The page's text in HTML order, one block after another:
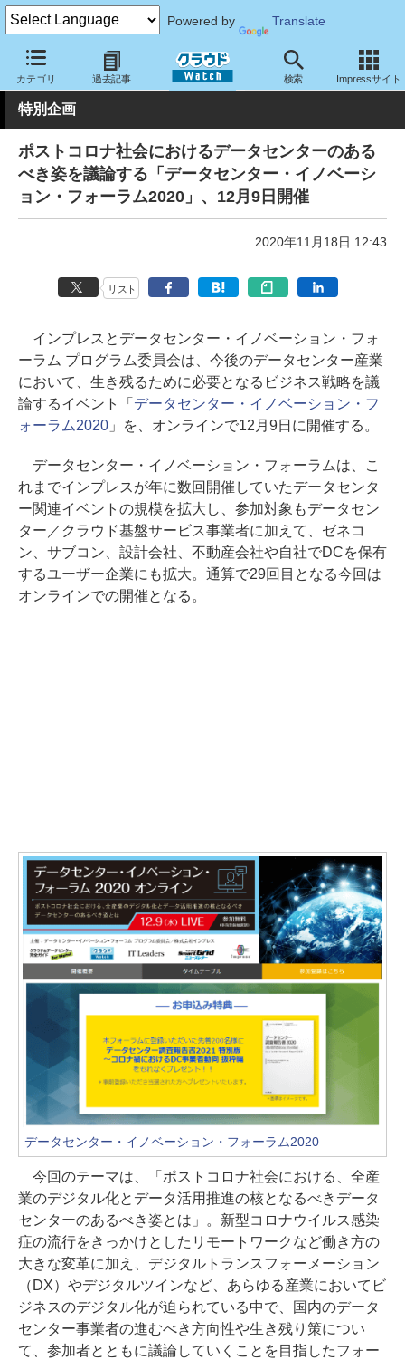
Powered by Translate
カテゴリ 過去記事 検索 Impressサイト
クラウド Watch トピック イベント
特別企画
ポストコロナ社会におけるデータセンターのある
べき姿を議論する「データセンター・イノベーシ
ョン・フォーラム2020」、12月9日開催
2020年11月18日 12:43
リスト
インプレスとデータセンター・イノベーション・フォ
ーラム プログラム委員会は、今後のデータセンター産業
において、生き残るために必要となるビジネス戦略を議
論するイベント「 データセンター・イノベーション・フ
ォーラム2020」を、オンラインで12月9日に開催する。
データセンター・イノベーション・フォーラムは、こ
れまでインプレスが年に数回開催していたデータセンタ
ー関連イベントの規模を拡大し、参加対象もデータセン
ター／クラウド基盤サービス事業者に加えて、ゼネコ
ン、サブコン、設計会社、不動産会社や自社でDCを保有
するユーザー企業にも拡大。通算で29回目となる今回は
オンラインでの開催となる。
データセンター・イノベーション・フォーラム2020
今回のテーマは、「ポストコロナ社会における、全産
業のデジタル化とデータ活用推進の核となるべきデータ
センターのあるべき姿とは」。新型コロナウイルス感染
症の流行をきっかけとしたリモートワークなど働き方の
大きな変革に加え、デジタルトランスフォーメーション
（DX）やデジタルツインなど、あらゆる産業においてビ
ジネスのデジタル化が迫られている中で、国内のデータ
センター事業者の進むべき方向性や生き残り策につい
て、参加者とともに議論していくことを目指したフォー